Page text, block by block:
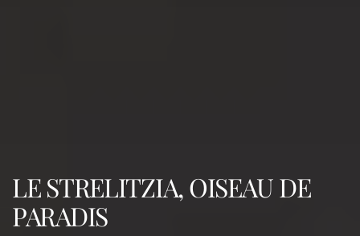
LE STRELITZIA, OISEAU DE
PARADIS